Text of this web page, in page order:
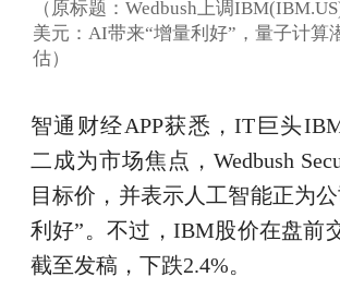
（原标题：Wedbush上调
美元：AI带来“增量利好”，量子计算
估）
智通财经APP获悉，IT巨头
二成为市场焦点，Wedbush
目标价，并表示人工智能正为
利好”。不过，IBM股价在盘前
截至发稿，下跌2.4%。